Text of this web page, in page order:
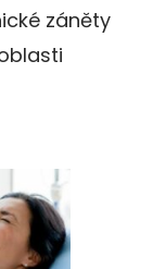
záněty